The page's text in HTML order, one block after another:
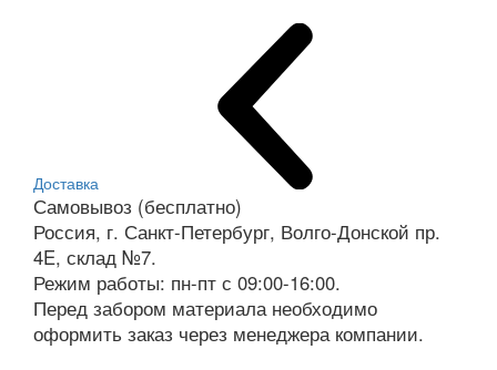
Доставка
Самовывоз (бесплатно)
Россия, г. Санкт-Петербург, Волго-Донской пр.
4E, склад №7.
Режим работы: пн-пт с 09:00-16:00.
Перед забором материала необходимо
оформить заказ через менеджера компании.